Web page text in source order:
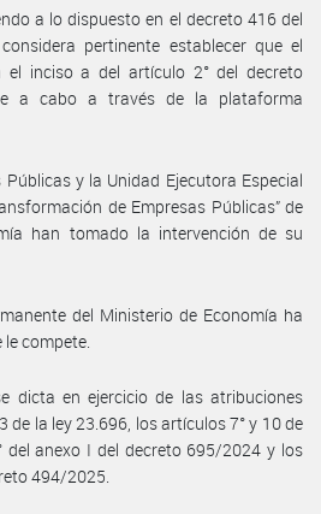
a lo dispuesto en el decreto 416 del
pertinente establecer que el
el inciso a del artículo 2° del decreto
a cabo a través de la plataforma
y la Unidad Ejecutora Especial
de Empresas Públicas” de
han tomado la intervención de su
del Ministerio de Economía ha
compete.
dicta en ejercicio de las atribuciones
la ley 23.696, los artículos 7° y 10 de
del anexo I del decreto 695/2024 y los
494/2025.